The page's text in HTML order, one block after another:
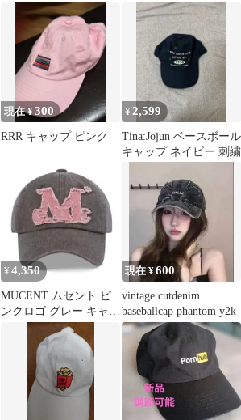
ボ キャップ
YUPOONG キャップ
現在 ¥300
RRR キャップ ピンク
¥ 2,599
Tina:Jojun ベースボール
キャップ ネイビー 刺繍
¥ 4,350
MUCENT ムセント ピ
ンクロゴ グレー キャッ
プ 帽子 アイドル 新品
現在 ¥600
vintage cutdenim
baseballcap phantom y2k